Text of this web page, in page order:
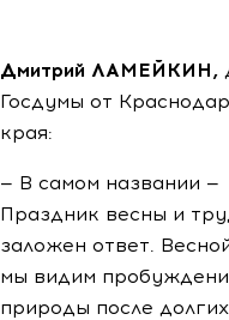
Дмитрий ЛАМЕЙКИН,
Госдумы от
края:
— В самом названии —
Праздник весны и
заложен ответ.
мы видим
природы после